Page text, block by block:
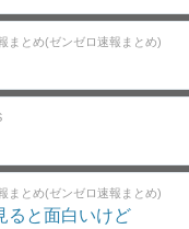
まとめ(ゼンゼロ速報まとめ)
まとめ(ゼンゼロ速報まとめ)
ると面白いけど